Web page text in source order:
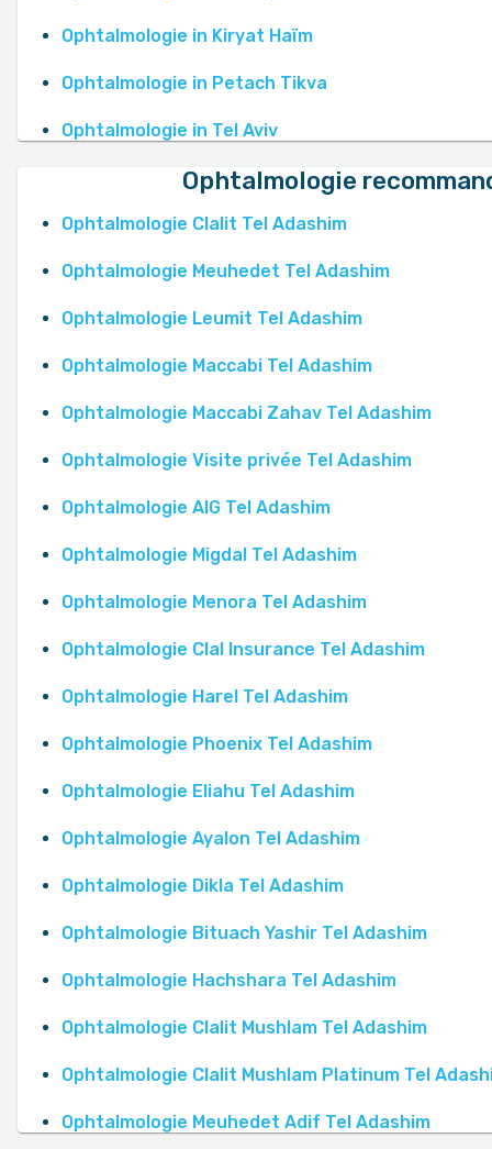
Ophtalmologie in Kiryat Haïm
Ophtalmologie in Petach Tikva
Ophtalmologie in Tel Aviv
Ophtalmologie
Ophtalmologie Clalit Tel Adashim
Ophtalmologie Meuhedet Tel Adashim
Ophtalmologie Leumit Tel Adashim
Ophtalmologie Maccabi Tel Adashim
Ophtalmologie Maccabi Zahav Tel Adashim
Ophtalmologie Visite privée Tel Adashim
Ophtalmologie AIG Tel Adashim
Ophtalmologie Migdal Tel Adashim
Ophtalmologie Menora Tel Adashim
Ophtalmologie Clal Insurance Tel Adashim
Ophtalmologie Harel Tel Adashim
Ophtalmologie Phoenix Tel Adashim
Ophtalmologie Eliahu Tel Adashim
Ophtalmologie Ayalon Tel Adashim
Ophtalmologie Dikla Tel Adashim
Ophtalmologie Bituach Yashir Tel Adashim
Ophtalmologie Hachshara Tel Adashim
Ophtalmologie Clalit Mushlam Tel Adashim
Ophtalmologie Clalit Mushlam Platinum Tel
Ophtalmologie Meuhedet Adif Tel Adashim